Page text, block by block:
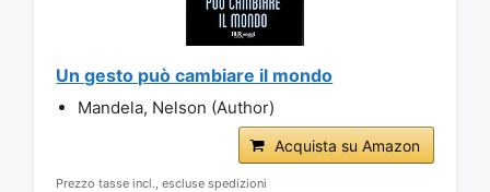
Un gesto può cambiare il mondo
Mandela, Nelson (Author)
Acquista su Amazon
Prezzo tasse incl., escluse spedizioni